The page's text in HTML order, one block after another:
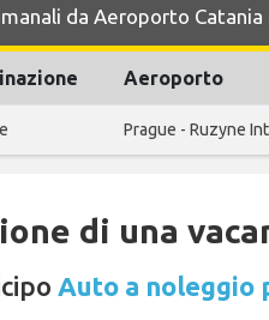
da Aeroporto
Aeroporto
Prague - Ruzyne
di una
Auto a noleggio